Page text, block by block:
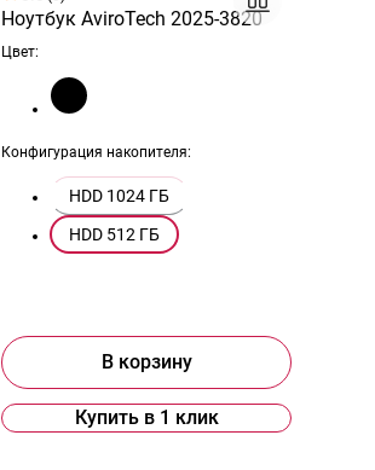
Ноутбук AviroTech 2025-3820
Цвет:
Конфигурация накопителя:
HDD 1024 ГБ
HDD 512 ГБ
В корзину
Купить в 1 клик